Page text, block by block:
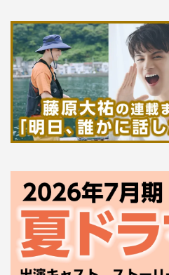
高見沢：で、学校来てもね、
坂崎：一応出てたよ！ フラン
ス語は世界で一番きれいな言
てる。あとは食堂でギター弾い
高見沢：坂崎と「授業行って
ろ？」って別れて、授業受け
坂崎：食堂でギター弾いてる
ら皿とかが飛んでくるんです
いから「うるさい」って。結
◆学生時代、一番モテたのはど